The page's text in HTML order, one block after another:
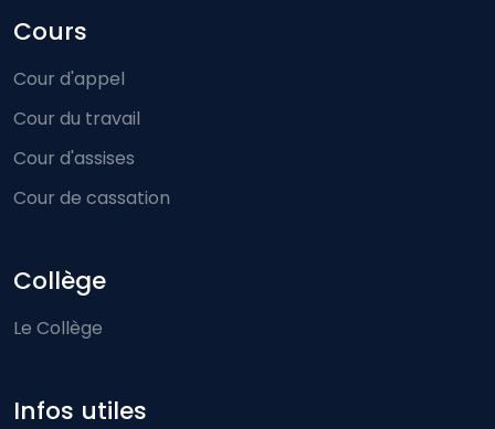
Cours
Cour d'appel
Cour du travail
Cour d'assises
Cour de cassation
Collège
Le Collège
Infos utiles